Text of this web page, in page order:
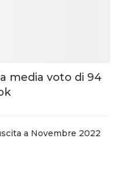
media voto di 94
a Novembre 2022